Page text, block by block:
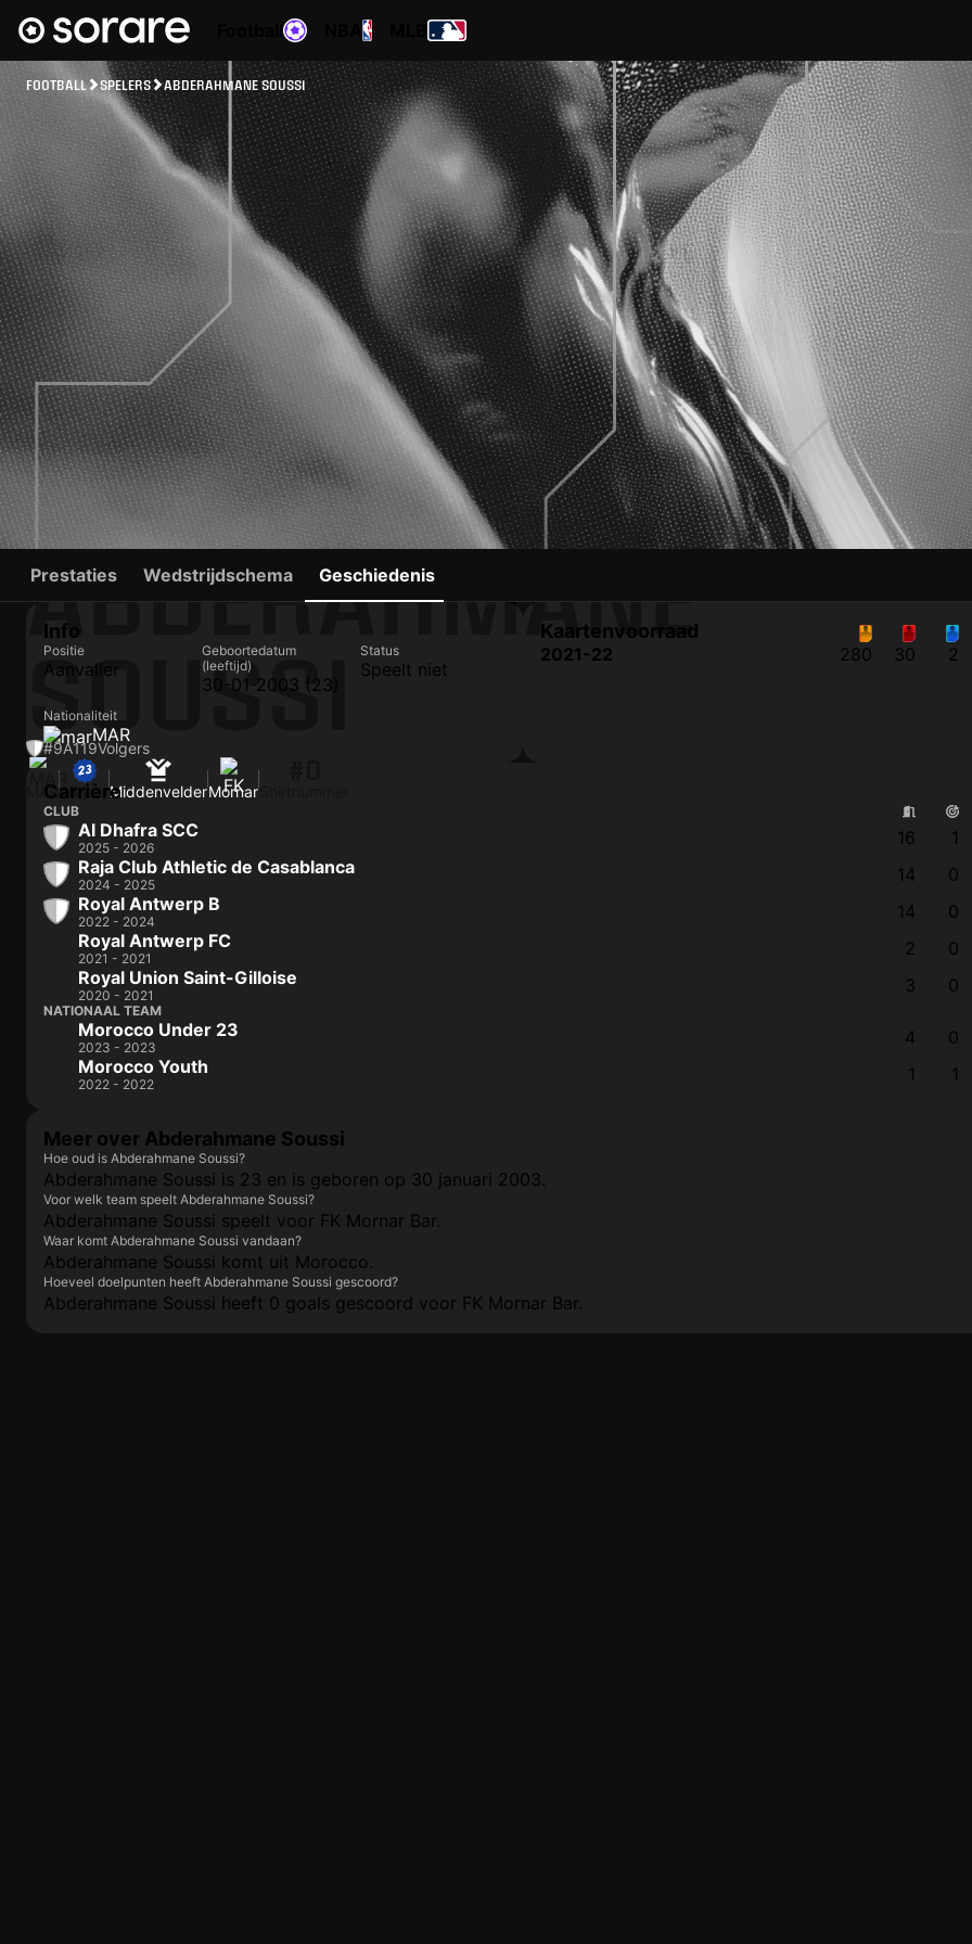
FOOTBALL SPELERS ABDERAHMANE SOUSSI
ABDERAHMANE
SOUSSI
#9A119Volgers
MAR23 jaarMiddenvelderMornar
Prestaties Wedstrijdschema Geschiedenis
Info
Positie
Aanvaller
Geboortedatum
(leeftijd)
30-01-2003 (23)
Status
Speelt niet
Nationaliteit
MAR
Kaartenvoorraad
2021-22 280 30 2
Carrière
CLUB
Al Dhafra SCC
2025 - 2026 16 1
Raja Club Athletic de Casablanca
2024 - 2025 14 0
Royal Antwerp B
2022 - 2024 14 0
Royal Antwerp FC
2021 - 2021 2 0
Royal Union Saint-Gilloise
2020 - 2021 3 0
NATIONAAL TEAM
Morocco Under 23
2023 - 2023 4 0
Morocco Youth
2022 - 2022 1 1
Meer over Abderahmane Soussi
Hoe oud is Abderahmane Soussi?
Abderahmane Soussi is 23 en is geboren op 30 januari 2003.
Voor welk team speelt Abderahmane Soussi?
Abderahmane Soussi speelt voor FK Mornar Bar.
Waar komt Abderahmane Soussi vandaan?
Abderahmane Soussi komt uit Morocco.
Hoeveel doelpunten heeft Abderahmane Soussi gescoord?
Abderahmane Soussi heeft 0 goals gescoord voor FK Mornar Bar.